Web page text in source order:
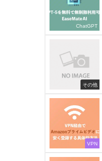
ChatGPT
その他
VPN